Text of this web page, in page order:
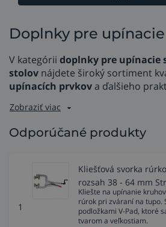
Doplnky pre
V kategórii doplnky pre upínacie
stolov nájdete široký sortiment
upínacích prvkova ďalšieho
Zobraziť viac
Odporúčané produkty
1
Kliešťová svorka
rozsah 38 - 64 mm
Kliešte na upínanie
rúrok pri zváraní na tupo.
podložkami V-Pad, ktoré
tvarom a veľkostiam.